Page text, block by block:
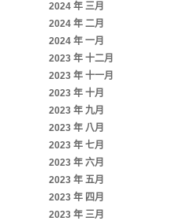
2024 年 三月
2024 年 二月
2024 年 一月
2023 年 十二月
2023 年 十一月
2023 年 十月
2023 年 九月
2023 年 八月
2023 年 七月
2023 年 六月
2023 年 五月
2023 年 四月
2023 年 三月